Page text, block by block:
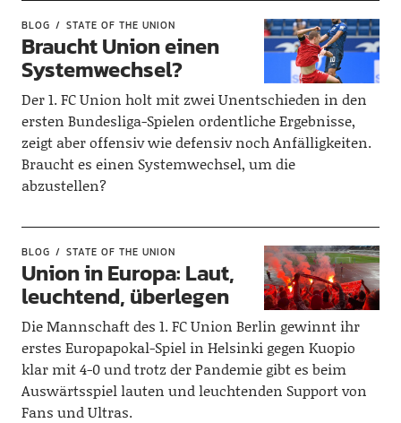
BLOG STATE OF THE UNION
Braucht Union einen
Systemwechsel?
Der 1. FC Union holt mit zwei Unentschieden in den
ersten Bundesliga-Spielen ordentliche Ergebnisse,
zeigt aber offensiv wie defensiv noch Anfälligkeiten.
Braucht es einen Systemwechsel, um die
abzustellen?
BLOG STATE OF THE UNION
Union in Europa: Laut,
leuchtend, überlegen
Die Mannschaft des 1. FC Union Berlin gewinnt ihr
erstes Europapokal-Spiel in Helsinki gegen Kuopio
klar mit 4-0 und trotz der Pandemie gibt es beim
Auswärtsspiel lauten und leuchtenden Support von
Fans und Ultras.